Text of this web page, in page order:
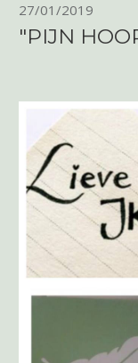
27/01/2019
"PIJN